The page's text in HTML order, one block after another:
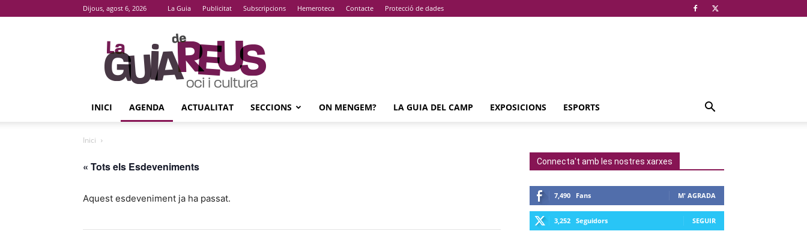
Dijous, agost 6, 2026 La Guia Publicitat Subscripcions Hemeroteca Contacte Protecció de dades
La
Guia
De
Reus
INICI AGENDA ACTUALITAT SECCIONS ON MENGEM? LA GUIA DEL CAMP EXPOSICIONS ESPORTS
Inici
« Tots els Esdeveniments
Aquest esdeveniment ja ha passat.
Connecta't amb les nostres xarxes
7,490 Fans M' AGRADA
3,252 Seguidors SEGUIR